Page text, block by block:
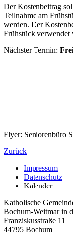
Der Kostenbeitrag
Teilnahme am
werden. Der
Frühstück verwendet
Nächster Termin:
Flyer: Seniorenbüro
Zurück
Impressum
Datenschutz
Kalender
Katholische
Bochum-Weitmar in
Franziskusstraße 11
44795 Bochum